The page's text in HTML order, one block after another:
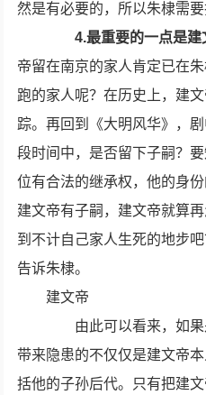
然是有必要的，所以朱棣需
4.最重要的一点是建
帝留在南京的家人肯定已在
跑的家人呢？在历史上，建
踪。再回到《大明风华》，
段时间中，是否留下子嗣？
位有合法的继承权，他的身
建文帝有子嗣，建文帝就算
到不计自己家人生死的地步
告诉朱棣。
建文帝
由此可以看来，如果
带来隐患的不仅仅是建文帝
括他的子孙后代。只有把建